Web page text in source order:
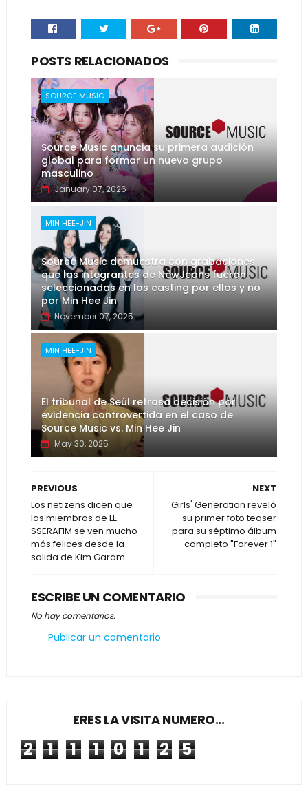
POSTS RELACIONADOS
SOURCE MUSIC
Source Music anuncia su primera audición
global para formar un nuevo grupo
masculino
January 07, 2026
MIN HEE-JIN
Source Music demuestra con grabaciones
que las integrantes de NewJeans fueron
seleccionadas en los casting por ellos y no
por Min Hee Jin
November 07, 2025
MIN HEE-JIN
El tribunal de Seúl retrasa decisión por
evidencia controvertida en el caso de
Source Music vs. Min Hee Jin
May 30, 2025
NEXT
Girls' Generation reveló
su primer foto teaser
para su séptimo álbum
completo "Forever 1"
PREVIOUS
Los netizens dicen que
las miembros de LE
SSERAFIM se ven mucho
más felices desde la
salida de Kim Garam
ESCRIBE UN COMENTARIO
No hay comentarios.
Publicar un comentario
ERES LA VISITA NUMERO...
2 1 1 1 0 1 2 5